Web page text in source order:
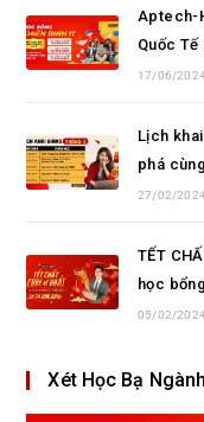
Aptech-
Quốc Tế
17/06/
Lịch
phá
27/02/
TẾT
học
05/02/
Xét Học Bạ